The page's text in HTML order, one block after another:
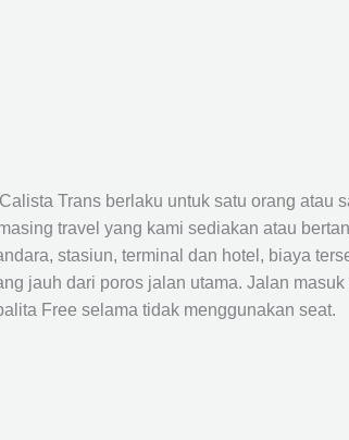
Trans berlaku untuk satu orang atau
travel yang kami sediakan atau
stasiun, terminal dan hotel, biaya
jauh dari poros jalan utama. Jalan
Free selama tidak menggunakan seat.